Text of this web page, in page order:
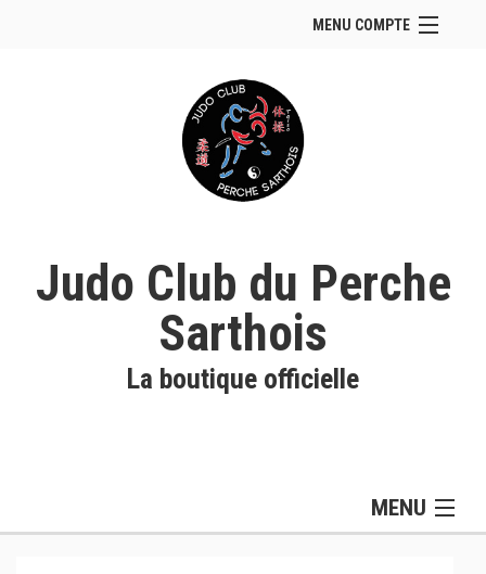
MENU COMPTE
Site Web du club
Se connecter
Panier ( vide )
Judo Club du Perche
Sarthois
La boutique officielle
MENU